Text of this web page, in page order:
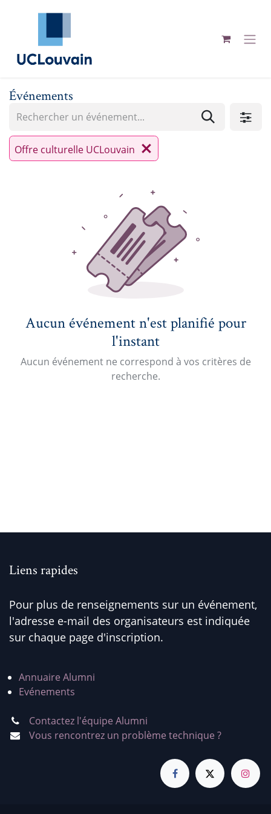
Se rendre au contenu
Événements
Offre culturelle UCLouvain
Aucun événement n'est planifié pour
l'instant
Aucun événement ne correspond à vos critères de
recherche.
Liens rapides
Pour plus de renseignements sur un événement,
l'adresse e-mail des organisateurs est indiquée
sur chaque page d'inscription.
Annuaire Alumni
Evénements
Contactez l'équipe Alumni
Vous rencontrez un problème technique ?